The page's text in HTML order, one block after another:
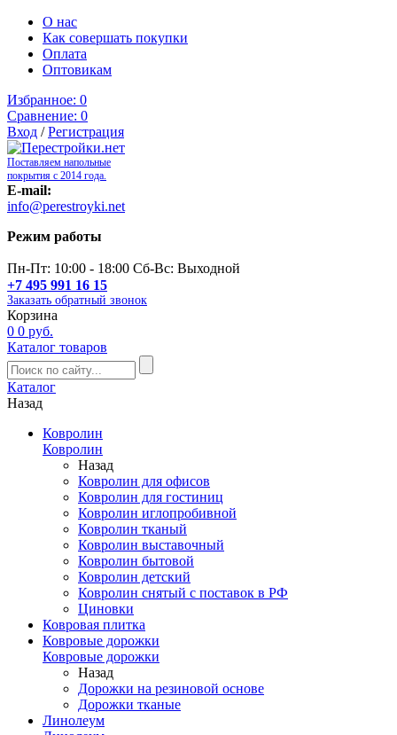
О нас
Как совершать покупки
Оплата
Оптовикам
Избранное: 0
Сравнение: 0
Вход /Регистрация
Поставляем напольные
покрытия с 2014 года.
E-mail:
info@perestroyki.net
Режим работы
Пн-Пт: 10:00 - 18:00 Сб-Вс: Выходной
+7 495 991 16 15
Заказать обратный звонок
Корзина
0 0 руб.
Каталог товаров
Каталог
Назад
Ковролин
Ковролин
Назад
Ковролин для офисов
Ковролин для гостиниц
Ковролин иглопробивной
Ковролин тканый
Ковролин выставочный
Ковролин бытовой
Ковролин детский
Ковролин снятый с поставок в РФ
Циновки
Ковровая плитка
Ковровые дорожки
Ковровые дорожки
Назад
Дорожки на резиновой основе
Дорожки тканые
Линолеум